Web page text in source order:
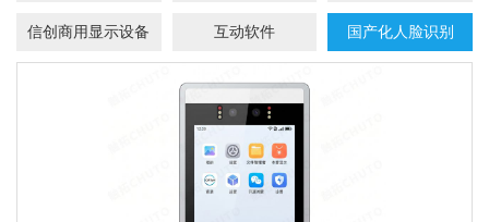
信创商用显示设备 互动软件 国产化人脸识别